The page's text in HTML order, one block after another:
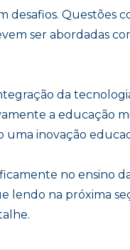
Questões
ser abordadas
da
a educação
uma inovação
no ensino
lendo na próxima